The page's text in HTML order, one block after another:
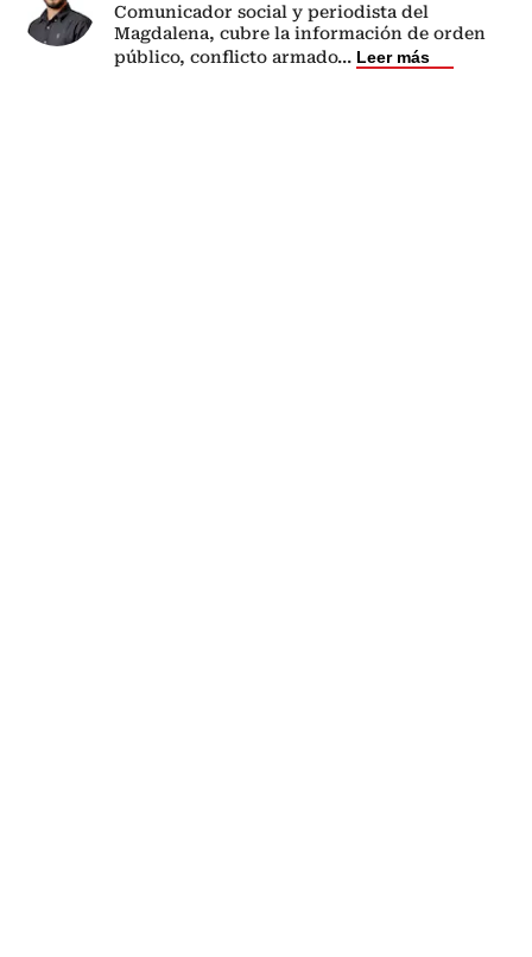
Comunicador social y periodista del
Magdalena, cubre la información de orden
público, conflicto armado... Leer más